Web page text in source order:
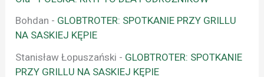
Bohdan - GLOBTROTER: SPOTKANIE PRZY GRILLU
NA SASKIEJ KĘPIE
Stanisław Łopuszański - GLOBTROTER: SPOTKANIE
PRZY GRILLU NA SASKIEJ KĘPIE